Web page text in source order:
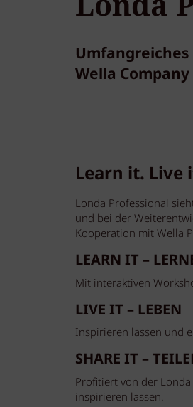
Wella
Learn it. Live
Londa Professional
und bei der
Kooperation mit Wella
LEARN IT –
Mit interaktiven
LIVE IT – LEBEN
Inspirieren lassen und
SHARE IT –
Profitiert von der
inspirieren lassen.